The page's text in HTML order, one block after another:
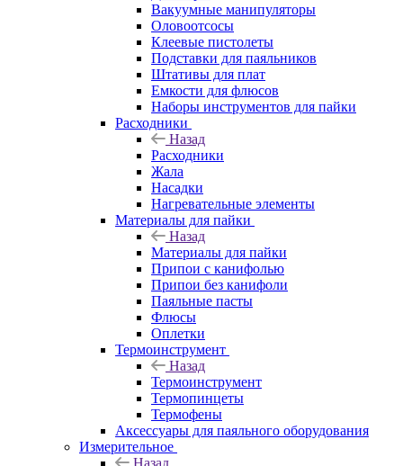
Вакуумные манипуляторы
Оловоотсосы
Клеевые пистолеты
Подставки для паяльников
Штативы для плат
Емкости для флюсов
Наборы инструментов для пайки
Расходники
Назад
Расходники
Жала
Насадки
Нагревательные элементы
Материалы для пайки
Назад
Материалы для пайки
Припои с канифолью
Припои без канифоли
Паяльные пасты
Флюсы
Оплетки
Термоинструмент
Назад
Термоинструмент
Термопинцеты
Термофены
Аксессуары для паяльного оборудования
Измерительное
Назад